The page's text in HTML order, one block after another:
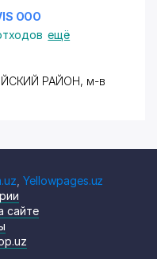
ООО
ещё
РАЙОН, м-в
,Yellowpages.uz
сайте